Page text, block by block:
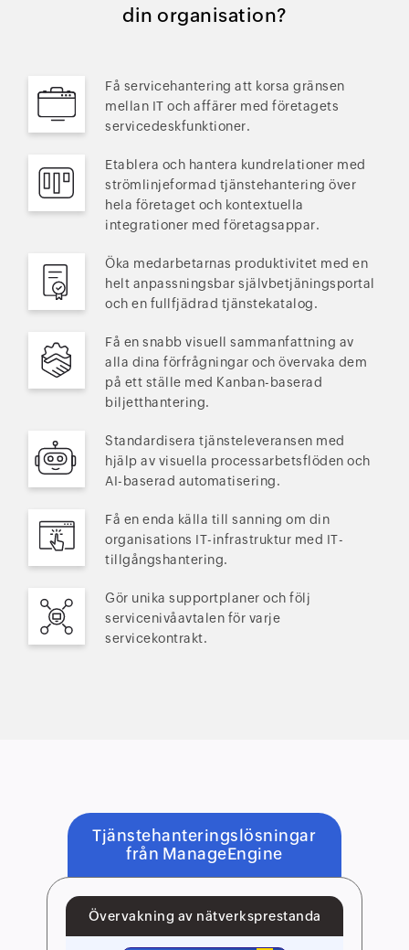
din organisation?
Få servicehantering att korsa gränsen
mellan IT och affärer med företagets
servicedeskfunktioner.
Etablera och hantera kundrelationer med
strömlinjeformad tjänstehantering över
hela företaget och kontextuella
integrationer med företagsappar.
Öka medarbetarnas produktivitet med en
helt anpassningsbar självbetjäningsportal
och en fullfjädrad tjänstekatalog.
Få en snabb visuell sammanfattning av
alla dina förfrågningar och övervaka dem
på ett ställe med Kanban-baserad
biljetthantering.
Standardisera tjänsteleveransen med
hjälp av visuella processarbetsflöden och
AI-baserad automatisering.
Få en enda källa till sanning om din
organisations IT-infrastruktur med IT-
tillgångshantering.
Gör unika supportplaner och följ
servicenivåavtalen för varje
servicekontrakt.
Tjänstehanteringslösningar
från ManageEngine
Övervakning av nätverksprestanda